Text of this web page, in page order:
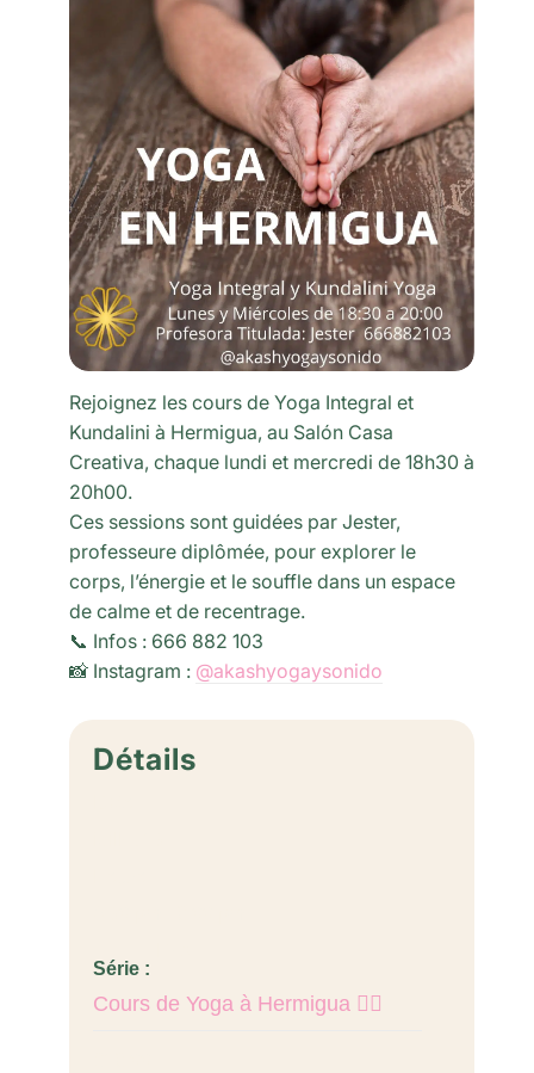
Rejoignez les cours de Yoga Integral et
Kundalini à Hermigua, au Salón Casa
Creativa, chaque lundi et mercredi de 18h30 à
20h00.
Ces sessions sont guidées par Jester,
professeure diplômée, pour explorer le
corps, l’énergie et le souffle dans un espace
de calme et de recentrage.
📞 Infos : 666 882 103
📸 Instagram : @akashyogaysonido
Détails
Série :
Cours de Yoga à Hermigua 🧘‍♂️